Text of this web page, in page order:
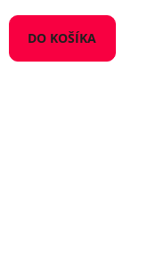
DO KOŠÍKA